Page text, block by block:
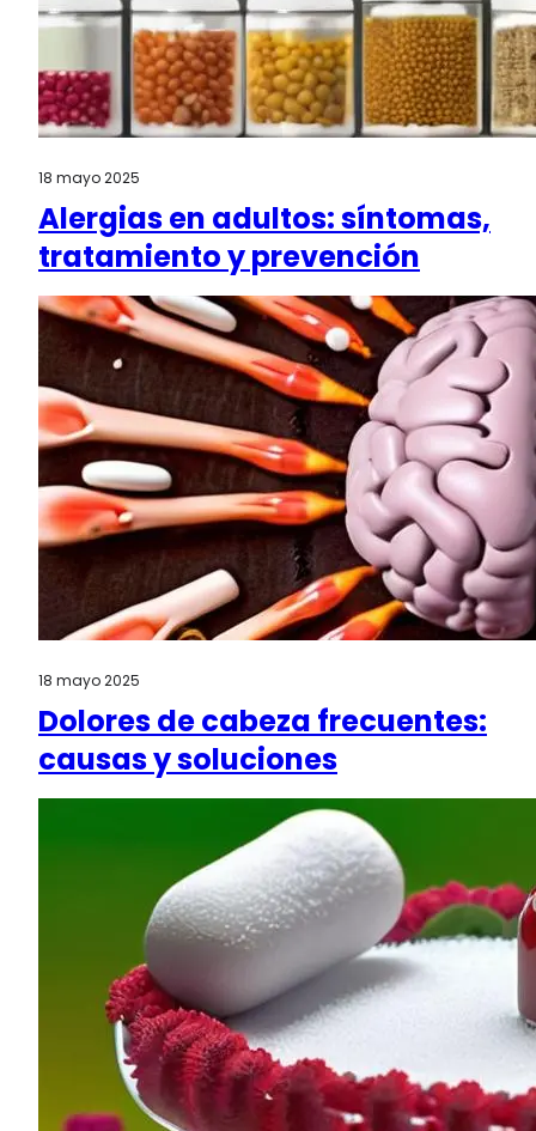
18 mayo 2025
Alergias en adultos: síntomas,
tratamiento y prevención
18 mayo 2025
Dolores de cabeza frecuentes:
causas y soluciones